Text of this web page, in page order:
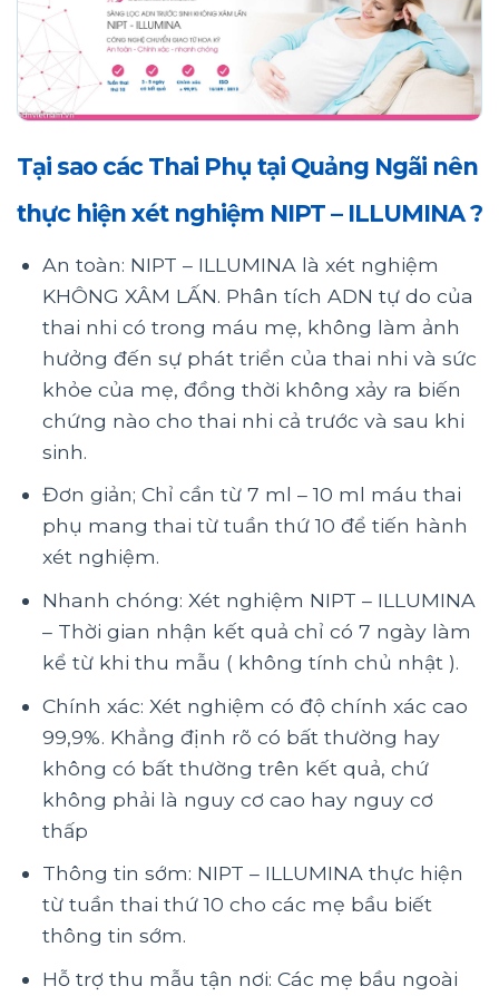
Tại sao các Thai Phụ tại Quảng Ngãi nên
thực hiện xét nghiệm NIPT – ILLUMINA ?
An toàn: NIPT – ILLUMINA là xét nghiệm
KHÔNG XÂM LẤN. Phân tích ADN tự do của
thai nhi có trong máu mẹ, không làm ảnh
hưởng đến sự phát triển của thai nhi và sức
khỏe của mẹ, đồng thời không xảy ra biến
chứng nào cho thai nhi cả trước và sau khi
sinh.
Đơn giản; Chỉ cần từ 7 ml – 10 ml máu thai
phụ mang thai từ tuần thứ 10 để tiến hành
xét nghiệm.
Nhanh chóng: Xét nghiệm NIPT – ILLUMINA
– Thời gian nhận kết quả chỉ có 7 ngày làm
kể từ khi thu mẫu ( không tính chủ nhật ).
Chính xác: Xét nghiệm có độ chính xác cao
99,9%. Khẳng định rõ có bất thường hay
không có bất thường trên kết quả, chứ
không phải là nguy cơ cao hay nguy cơ
thấp
Thông tin sớm: NIPT – ILLUMINA thực hiện
từ tuần thai thứ 10 cho các mẹ bầu biết
thông tin sớm.
Hỗ trợ thu mẫu tận nơi: Các mẹ bầu ngoài